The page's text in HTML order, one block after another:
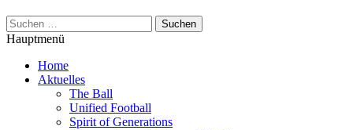
Suchen
nach:
Hauptmenü
Home
Aktuelles
The Ball
Unified Football
Spirit of Generations